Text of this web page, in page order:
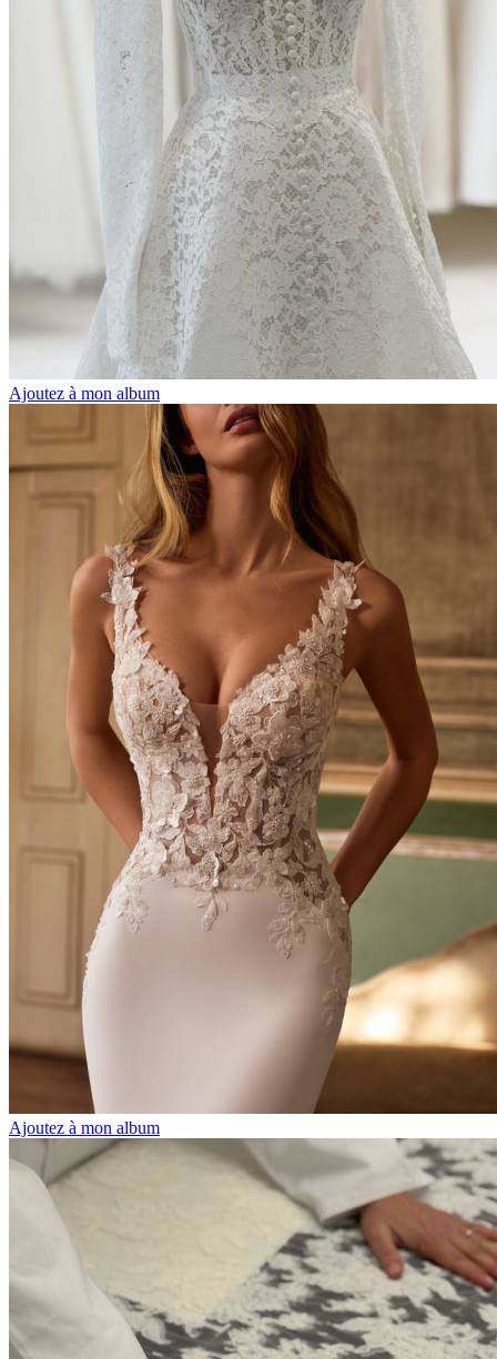
Ajoutez à mon album
Ajoutez à mon album